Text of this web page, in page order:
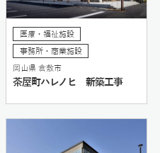
医療・福祉施設
事務所・商業施設
岡山県 倉敷市
茶屋町ハレノヒ 新築工事